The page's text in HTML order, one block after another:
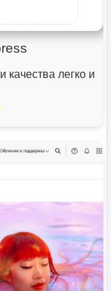
качества легко и